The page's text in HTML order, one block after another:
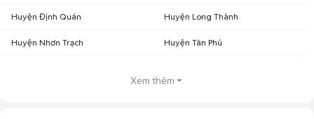
Huyện Định Quán Huyện Long Thành
Huyện Nhơn Trạch Huyện Tân Phú
Xem thêm